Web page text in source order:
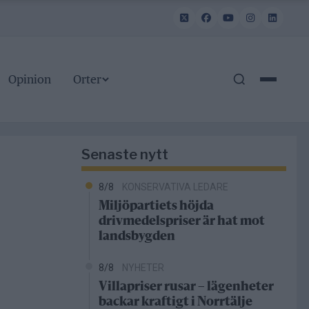
Opinion Orter
Senaste nytt
8/8 KONSERVATIVA LEDARE
Miljöpartiets höjda
drivmedelspriser är hat mot
landsbygden
8/8 NYHETER
Villapriser rusar – lägenheter
backar kraftigt i Norrtälje